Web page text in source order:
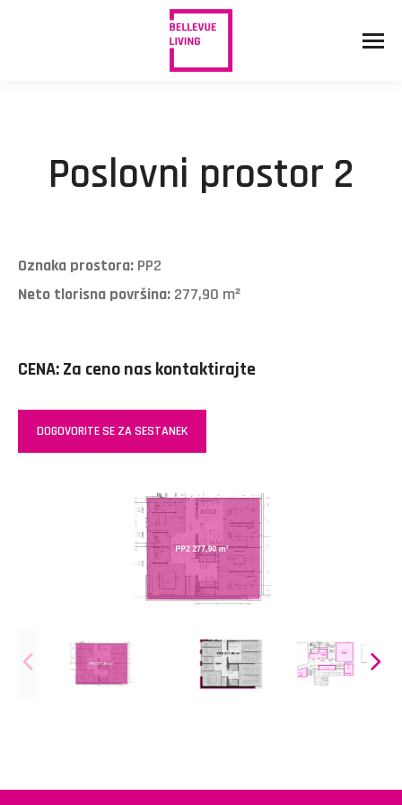
Poslovni prostor 2
Oznaka prostora: PP2
Neto tlorisna površina: 277,90 m²
CENA: Za ceno nas kontaktirajte
DOGOVORITE SE ZA SESTANEK